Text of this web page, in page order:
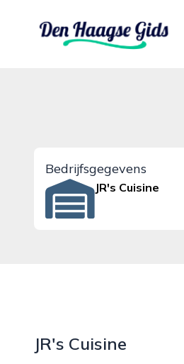
denhaagsegids.nl
Bedrijfsgegevens
JR's Cuisine
JR's Cuisine